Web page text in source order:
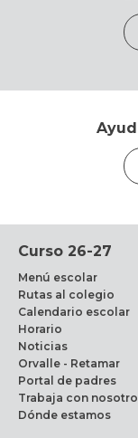
Curso 26-27
Menú escolar
Rutas al colegio
Calendario escolar
Horario
Noticias
Orvalle - Retamar
Portal de padres
Trabaja con
Dónde estamos